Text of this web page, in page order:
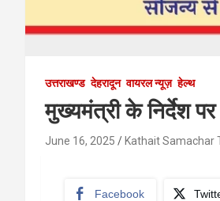
उत्तराखण्ड देहरादून वायरल न्यूज़ हेल्थ
मुख्यमंत्री के निर्देश
June 16, 2025 Kathait Samachar
Facebook